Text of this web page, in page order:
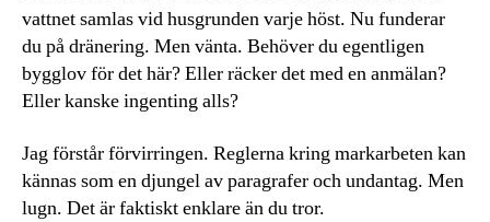
vattnet samlas vid husgrunden varje höst. Nu funderar
du på dränering. Men vänta. Behöver du egentligen
bygglov för det här? Eller räcker det med en anmälan?
Eller kanske ingenting alls?
Jag förstår förvirringen. Reglerna kring markarbeten kan
kännas som en djungel av paragrafer och undantag. Men
lugn. Det är faktiskt enklare än du tror.